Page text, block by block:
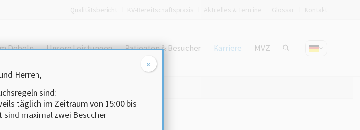
Qualitätsbericht KV-Bereitschaftspraxis Aktuelles & Termine Glossar Kontakt
Döbeln Unsere Leistungen Patienten & Besucher Karriere MVZ
Herren,
sind:
täglich im Zeitraum von 15:00 bis
sind maximal zwei Besucher
x